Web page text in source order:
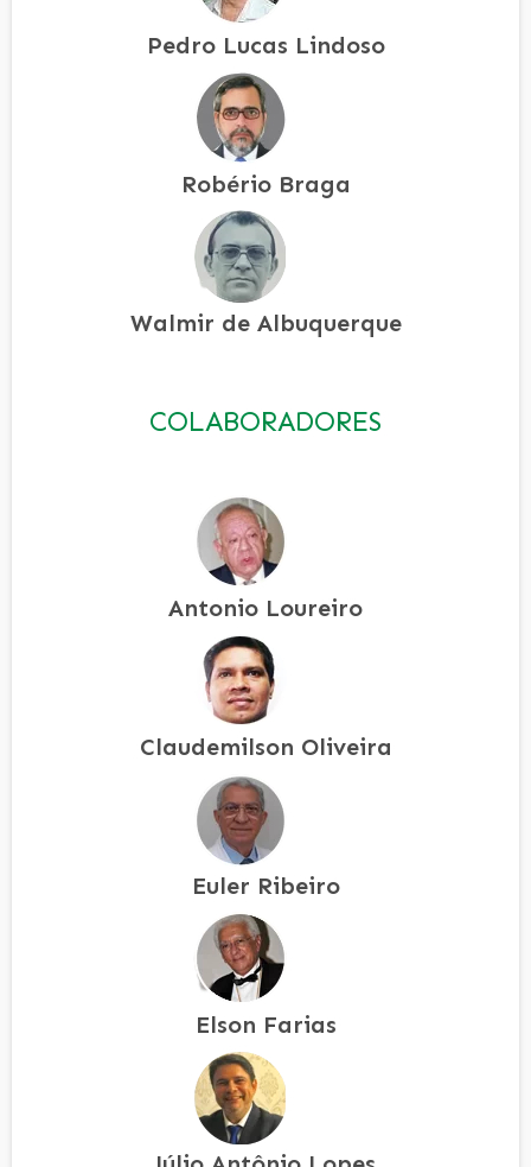
Pedro Lucas Lindoso
Robério Braga
Walmir de Albuquerque
COLABORADORES
Antonio Loureiro
Claudemilson Oliveira
Euler Ribeiro
Elson Farias